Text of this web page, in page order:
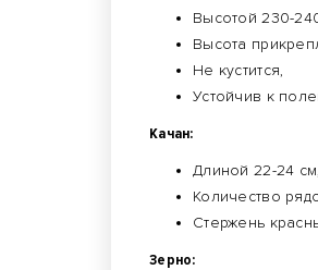
Высотой 230-
Высота
Не кустится,
Устойчив к
Качан:
Длиной 22-24 см,
Количество
Стержень
Зерно: